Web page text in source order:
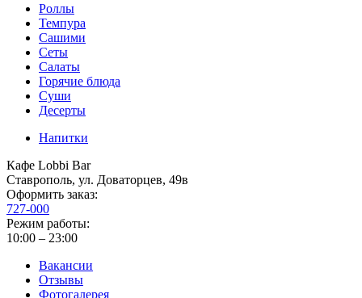
Роллы
Темпура
Сашими
Сеты
Салаты
Горячие блюда
Суши
Десерты
Напитки
Кафе Lobbi Bar
Ставрополь, ул. Доваторцев, 49в
Оформить заказ:
727-000
Режим работы:
10:00 – 23:00
Вакансии
Отзывы
Фотогалерея